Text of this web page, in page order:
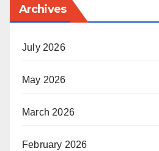
Archives
July 2026
May 2026
March 2026
February 2026